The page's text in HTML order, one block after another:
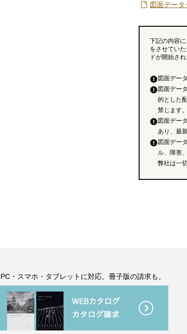
図面デー
下記の内容
をさせてい
ドが開始さ
図面デー
図面デー
的とした
禁じます。
図面デー
あり、最
図面デー
ル、障害
弊社は一
PC・スマホ・タブレットに対応。冊子版の請求も。